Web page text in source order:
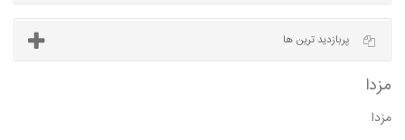
آخرین مطالب
مطالب پیشنهادی
مزدا